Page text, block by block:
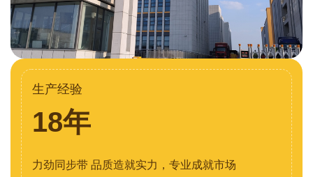
生产经验
18年
力劲同步带 品质造就实力，专业成就市场